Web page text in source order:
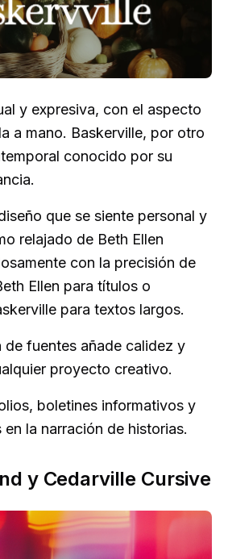
y expresiva, con el aspecto
a mano. Baskerville, por otro
conocido por su
que se siente personal y
relajado de Beth Ellen
con la precisión de
Ellen para títulos o
para textos largos.
de fuentes añade calidez y
proyecto creativo.
boletines informativos y
la narración de historias.
y Cedarville Cursive